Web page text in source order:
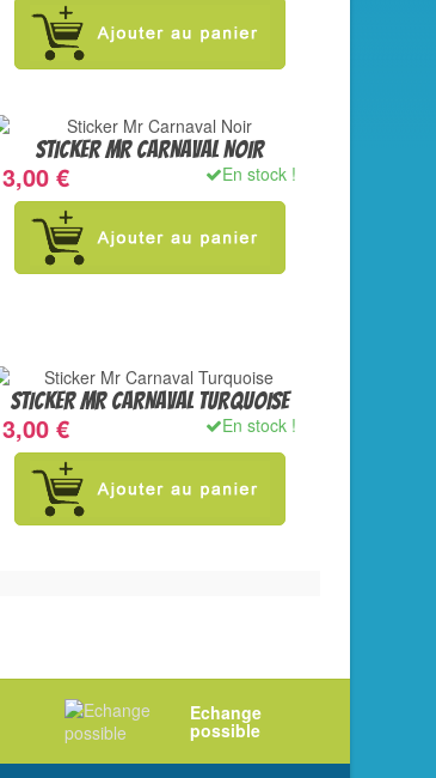
STICKER MR CARNAVAL NOIR
3,00 € En stock !
STICKER MR CARNAVAL TURQUOISE
3,00 € En stock !
Echange
possible